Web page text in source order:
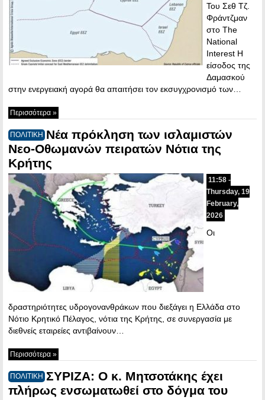
Του Σεθ Τζ.
Φράντζμαν
στο The
National
Interest Η
είσοδος της
Δαμασκού
στην ενεργειακή αγορά θα απαιτήσει τον εκσυγχρονισμό των…
Περισσότερα »
ΠΟΛΙΤΙΚΗ Νέα πρόκληση των ισλαμιστών
Νεο-Οθωμανών πειρατών Νότια της
Κρήτης
11:58 -
Thursday, 19
February,
2026
Οι
δραστηριότητες υδρογονανθράκων που διεξάγει η Ελλάδα στο
Νότιο Κρητικό Πέλαγος, νότια της Κρήτης, σε συνεργασία με
διεθνείς εταιρείες αντιβαίνουν…
Περισσότερα »
ΠΟΛΙΤΙΚΗ ΣΥΡΙΖΑ: Ο κ. Μητσοτάκης έχει
πλήρως ενσωματωθεί στο δόγμα του